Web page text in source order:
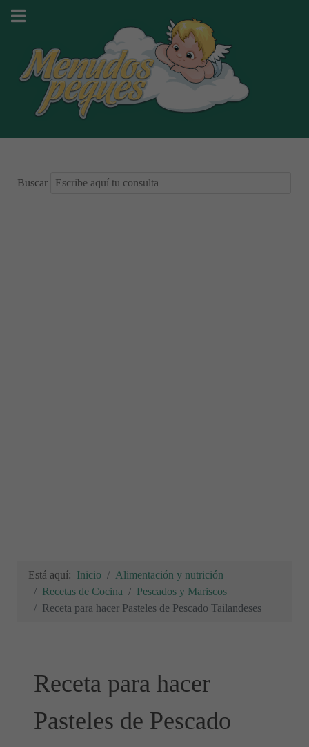
Buscar
Está aquí: Inicio
Alimentación y nutrición
Recetas de Cocina
Pescados y Mariscos
Receta para hacer Pasteles de Pescado Tailandeses
Receta para hacer
Pasteles de Pescado